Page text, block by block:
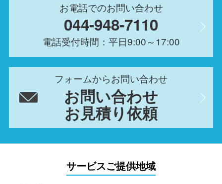
お電話でのお問い合わせ
044-948-7110
電話受付時間：平日9:00～17:00
フォームからお問い合わせ
お問い合わせ
お見積り依頼
サービスご提供地域